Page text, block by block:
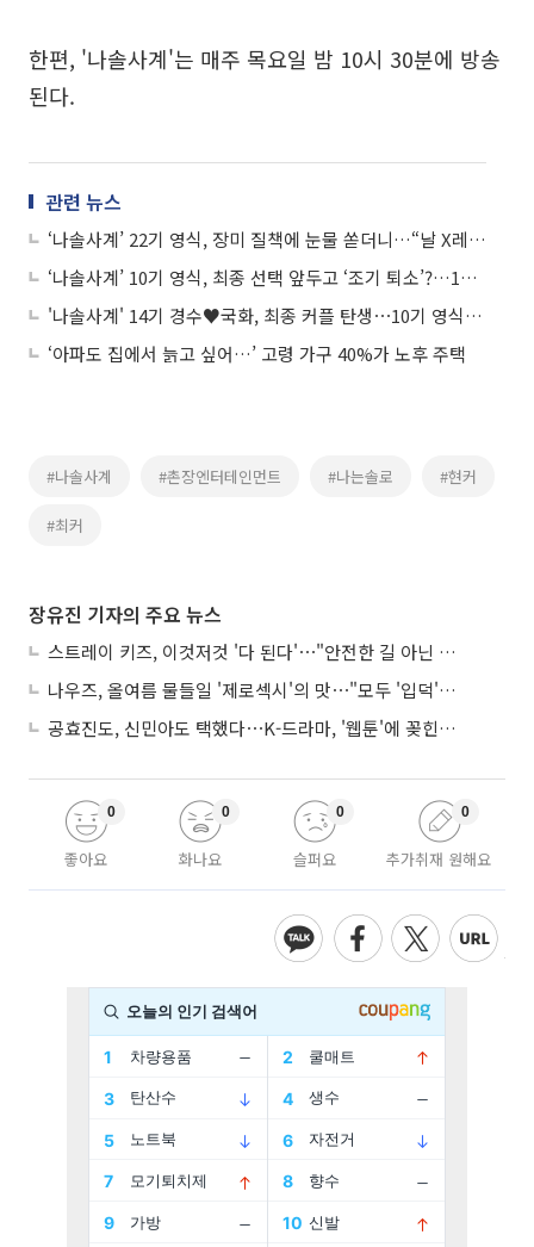
한편, '나솔사계'는 매주 목요일 밤 10시 30분에 방송
된다.
관련 뉴스
‘나솔사계’ 22기 영식, 장미 질책에 눈물 쏟더니…“날 X레기 만들어” 뒤늦게 분노
‘나솔사계’ 10기 영식, 최종 선택 앞두고 ‘조기 퇴소’?…14기 경수와 갈등 폭발
'나솔사계' 14기 경수♥국화, 최종 커플 탄생⋯10기 영식-백합은 불발 "좋은 분이지만"
‘아파도 집에서 늙고 싶어…’ 고령 가구 40%가 노후 주택
#나솔사계 #촌장엔터테인먼트 #나는솔로 #현커
#최커
장유진 기자의 주요 뉴스
스트레이 키즈, 이것저것 '다 된다'⋯"안전한 길 아닌 도전이 재밌어"
나우즈, 올여름 물들일 '제로섹시'의 맛⋯"모두 '입덕'시킬 것"
공효진도, 신민아도 택했다⋯K-드라마, '웹툰'에 꽂힌 이유
좋아요
0
화나요
0
슬퍼요
0
추가취재 원해요
0